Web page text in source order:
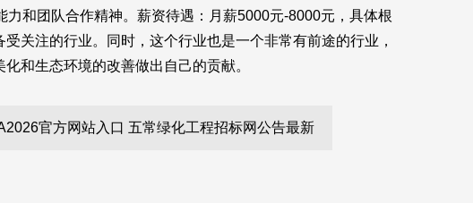
和团队合作精神。薪资待遇：月薪5000元-8000元，具体根
关注的行业。同时，这个行业也是一个非常有前途的行业，
和生态环境的改善做出自己的贡献。
官方网站入口 五常绿化工程招标网公告最新